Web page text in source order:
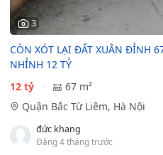
3
CÒN XÓT LẠI ĐẤT XUÂN ĐỈNH
NHỈNH 12 TỶ
12 tỷ
67 m²
Quận Bắc Từ Liêm, Hà Nội
đức khang
Đăng 4 tháng trước